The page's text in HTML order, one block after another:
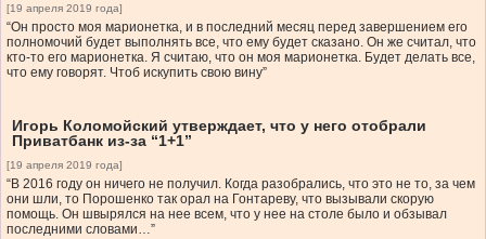
[19 апреля 2019 года]
“Он просто моя марионетка, и в последний месяц перед завершением его
полномочий будет выполнять все, что ему будет сказано. Он же считал, что
кто-то его марионетка. Я считаю, что он моя марионетка. Будет делать все,
что ему говорят. Чтоб искупить свою вину”
Игорь Коломойский утверждает, что у него отобрали
Приватбанк из-за “1+1”
[19 апреля 2019 года]
“В 2016 году он ничего не получил. Когда разобрались, что это не то, за чем
они шли, то Порошенко так орал на Гонтареву, что вызывали скорую
помощь. Он швырялся на нее всем, что у нее на столе было и обзывал
последними словами…”